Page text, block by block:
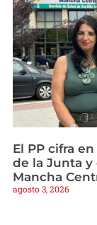
El PP cifra
de la Junta
Mancha
agosto 3, 2026